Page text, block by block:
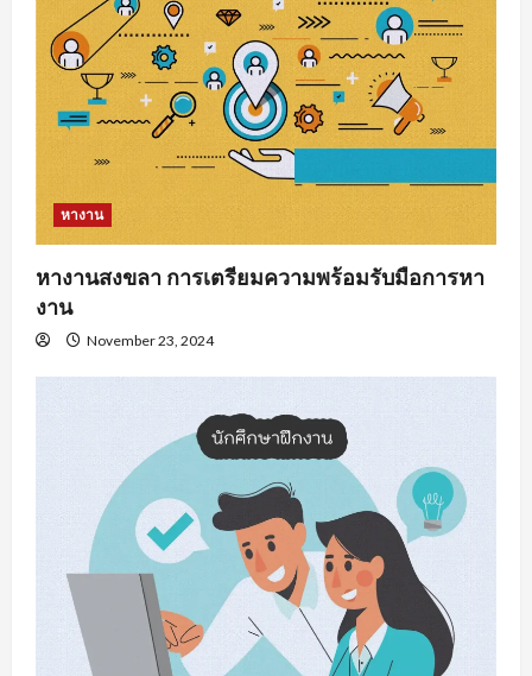
หางาน
หางานสงขลา การเตรียมความพร้อมรับมือการหา
งาน
November 23, 2024